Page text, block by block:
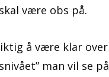
være obs på.
å være klar over
man vil se på